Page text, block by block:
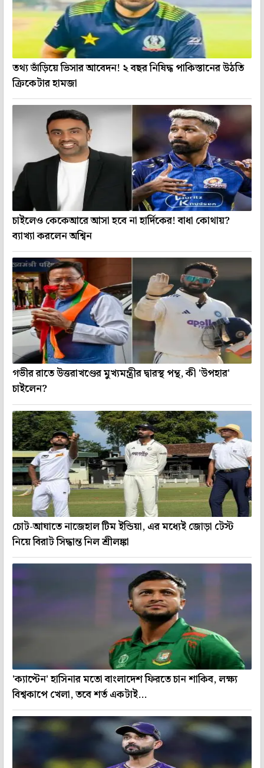
তথ্য ভাঁড়িয়ে ভিসার আবেদন! ২ বছর নিষিদ্ধ পাকিস্তানের উঠতি
ক্রিকেটার হামজা
চাইলেও কেকেআরে আসা হবে না হার্দিকের! বাধা কোথায়?
ব্যাখ্যা করলেন অশ্বিন
গভীর রাতে উত্তরাখণ্ডের মুখ্যমন্ত্রীর দ্বারস্থ পন্থ, কী 'উপহার'
চাইলেন?
চোট-আঘাতে নাজেহাল টিম ইন্ডিয়া, এর মধ্যেই জোড়া টেস্ট
নিয়ে বিরাট সিদ্ধান্ত নিল শ্রীলঙ্কা
'ক্যাপ্টেন' হাসিনার মতো বাংলাদেশ ফিরতে চান শাকিব, লক্ষ্য
বিশ্বকাপে খেলা, তবে শর্ত একটাই...